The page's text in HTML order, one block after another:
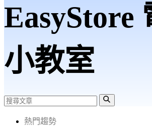
EasyStore
小教室
熱門趨勢